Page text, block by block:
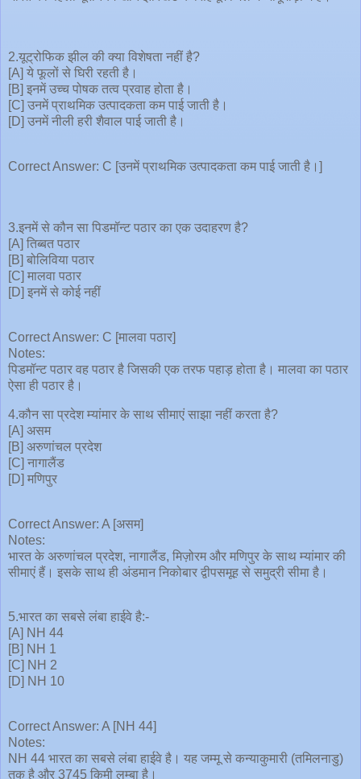
2.यूट्रोफिक झील की क्या विशेषता नहीं है?
[A] ये फूलों से घिरी रहती है।
[B] इनमें उच्च पोषक तत्व प्रवाह होता है।
[C] उनमें प्राथमिक उत्पादकता कम पाई जाती है।
[D] उनमें नीली हरी शैवाल पाई जाती है।
Correct Answer: C [उनमें प्राथमिक उत्पादकता कम पाई जाती है।]
3.इनमें से कौन सा पिडमॉन्ट पठार का एक उदाहरण है?
[A] तिब्बत पठार
[B] बोलिविया पठार
[C] मालवा पठार
[D] इनमें से कोई नहीं
Correct Answer: C [मालवा पठार]
Notes:
पिडमॉन्ट पठार वह पठार है जिसकी एक तरफ पहाड़ होता है। मालवा का पठार
ऐसा ही पठार है।
4.कौन सा प्रदेश म्यांमार के साथ सीमाएं साझा नहीं करता है?
[A] असम
[B] अरुणांचल प्रदेश
[C] नागालैंड
[D] मणिपुर
Correct Answer: A [असम]
Notes:
भारत के अरुणांचल प्रदेश, नागालैंड, मिज़ोरम और मणिपुर के साथ म्यांमार की
सीमाएं हैं। इसके साथ ही अंडमान निकोबार द्वीपसमूह से समुद्री सीमा है।
5.भारत का सबसे लंबा हाईवे है:-
[A] NH 44
[B] NH 1
[C] NH 2
[D] NH 10
Correct Answer: A [NH 44]
Notes:
NH 44 भारत का सबसे लंबा हाईवे है। यह जम्मू से कन्याकुमारी (तमिलनाडु)
तक है और 3745 किमी लम्बा है।